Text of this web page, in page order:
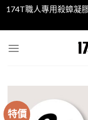
174T職人專用殺蟑凝
特價